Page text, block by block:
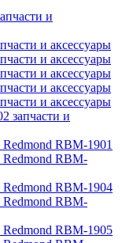
и
и аксессуары
и аксессуары
и аксессуары
и аксессуары
и аксессуары
запчасти и
Redmond RBM-1901
Redmond RBM-
Redmond RBM-1904
Redmond RBM-
Redmond RBM-1905